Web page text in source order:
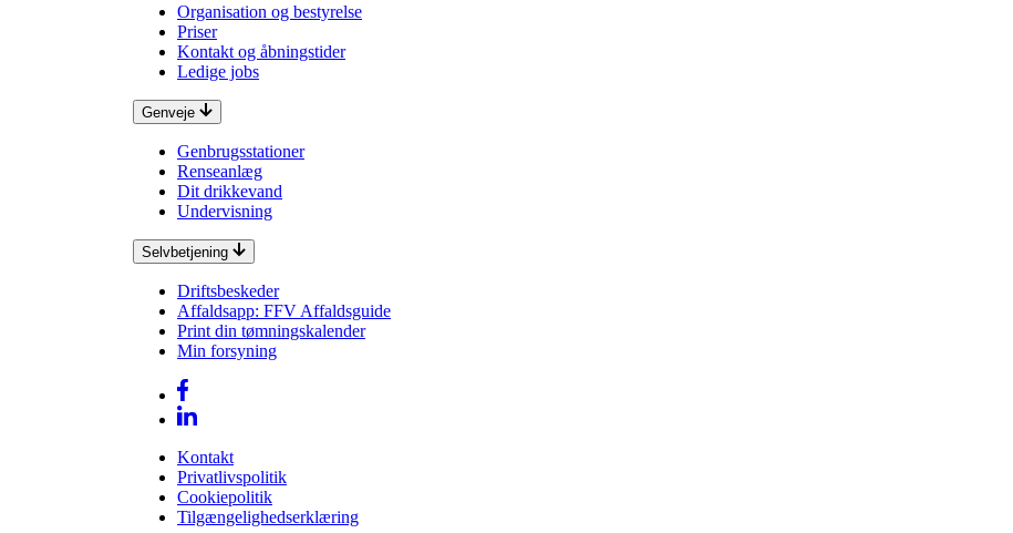
Organisation og bestyrelse
Priser
Kontakt og åbningstider
Ledige jobs
Genveje
Genbrugsstationer
Renseanlæg
Dit drikkevand
Undervisning
Selvbetjening
Driftsbeskeder
Affaldsapp: FFV Affaldsguide
Print din tømningskalender
Min forsyning
Kontakt
Privatlivspolitik
Cookiepolitik
Tilgængelighedserklæring